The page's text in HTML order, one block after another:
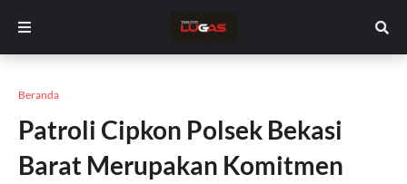
Beranda
Patroli Cipkon Polsek Bekasi
Barat Merupakan Komitmen